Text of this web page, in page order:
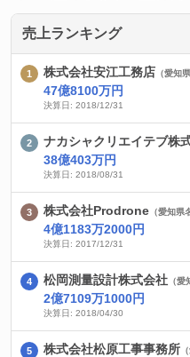
売上ランキング
株式会社安江工務店 （愛知
47億8100万円
決算日: 2018/12/31
ナカシャクリエイテブ株
38億403万円
決算日: 2018/08/31
株式会社Prodrone （愛知県
4億1183万2000円
決算日: 2017/12/31
松岡測量設計株式会社 （
2億7109万1000円
決算日: 2018/04/30
株式会社松原工事事務所